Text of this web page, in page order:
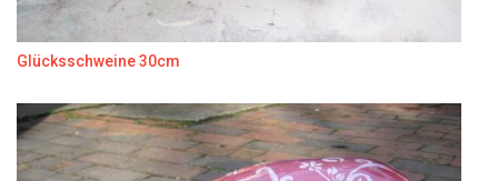
Glücksschweine 30cm